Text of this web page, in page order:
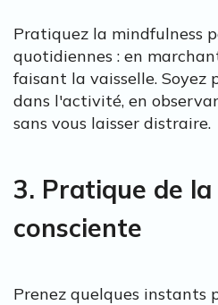
Pratiquez la mindfulness
quotidiennes : en
faisant la vaisselle. Soyez
dans l'activité, en
sans vous laisser distraire.
3. Pratique de
consciente
Prenez quelques instants